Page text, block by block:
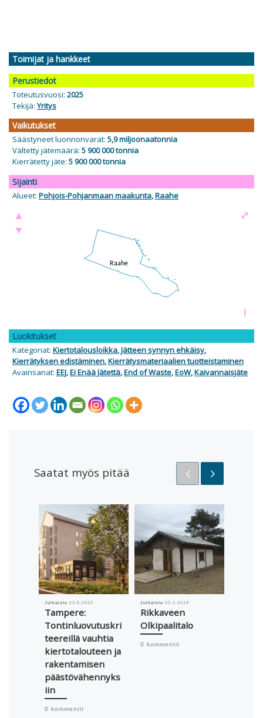
Toimijat ja hankkeet
Saatat myös pitää
Julkaistu23.5.2023
Tampere:
Tontinluovutuskri
teereillä vauhtia
kiertotalouteen ja
rakentamisen
päästövähennyks
iin
0 kommentit
Julkaistu20.2.2019
Rikkaveen
Olkipaalitalo
0 kommentit
Perustiedot
Toteutusvuosi: 2025
Tekijä:Yritys
Vaikutukset
Säästyneet luonnonvarat: 5,9 miljoonaatonnia
Vältetty jätemäärä: 5 900 000 tonnia
Kierrätetty jäte: 5 900 000 tonnia
Sijainti
Alueet: Pohjois-Pohjanmaan maakunta,Raahe
▲
▼
i
⤢
Luokitukset
Kategoriat: Kiertotalousloikka,Jätteen synnyn ehkäisy,
Kierrätyksen edistäminen,Kierrätysmateriaalien tuotteistaminen
Avainsanat: EEJ,Ei Enää Jätettä,End of Waste,EoW,Kaivannaisjäte